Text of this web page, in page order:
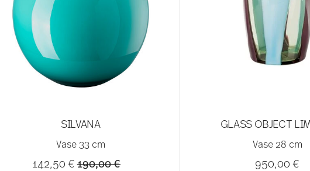
SILVANA
Vase 33 cm
142,50 €Price reduced from
190,00 €to
GLASS OBJECT
Vase 28 cm
950,00 €